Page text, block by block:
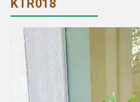
KTR018